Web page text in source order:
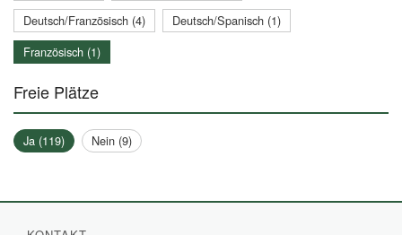
Deutsch/Französisch (4)
Deutsch/Spanisch (1)
Französisch (1)
Freie Plätze
Ja (119) Nein (9)